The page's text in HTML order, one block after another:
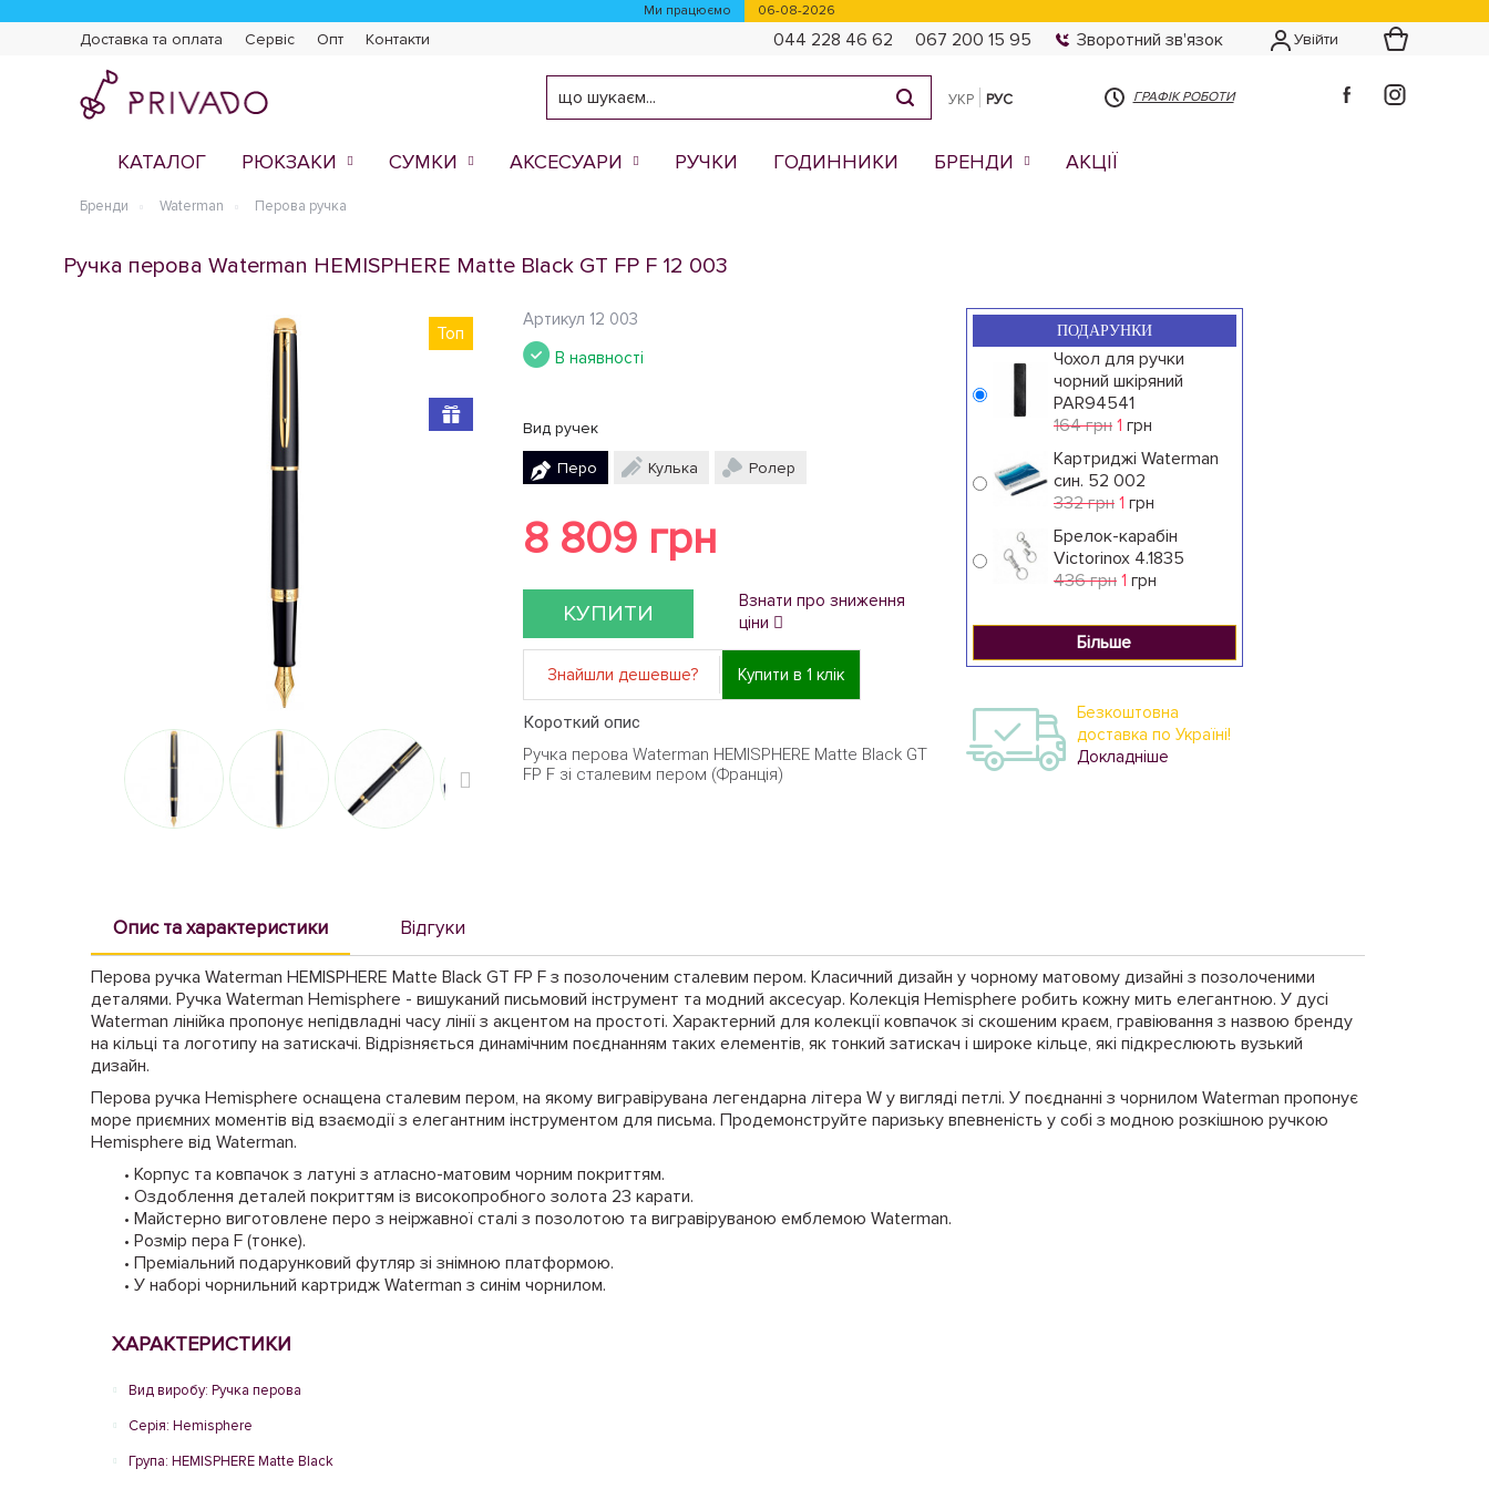
Ми працюємо 06-08-2026
Доставка та оплата Сервіс Опт Контакти 044 228 46 62 067 200 15 95 Зворотний зв'язок Увійти
УКР РУС ГРАФІК РОБОТИ
КАТАЛОГ РЮКЗАКИ СУМКИ АКСЕСУАРИ РУЧКИ ГОДИННИКИ БРЕНДИ АКЦІЇ
Бренди Waterman Перова ручка
Ручка перова Waterman HEMISPHERE Matte Black GT FP F 12 003
Топ
Артикул 12 003
В наявності
Вид ручек
Перо Кулька Ролер
8 809 грн
КУПИТИ
Взнати про зниження
ціни
Знайшли дешевше? Купити в 1 клік
Короткий опис
Ручка перова Waterman HEMISPHERE Matte Black GT
FP F зі сталевим пером (Франція)
ПОДАРУНКИ
Чохол для ручки
чорний шкіряний
PAR94541
164 грн 1 грн
Картриджі Waterman
син. 52 002
332 грн 1 грн
Брелок-карабін
Victorinox 4.1835
436 грн 1 грн
Більше
Безкоштовна
доставка по Україні!
Докладніше
Опис та характеристики Відгуки
Перова ручка Waterman HEMISPHERE Matte Black GT FP F з позолоченим сталевим пером. Класичний дизайн у чорному матовому дизайні з позолоченими
деталями. Ручка Waterman Hemisphere - вишуканий письмовий інструмент та модний аксесуар. Колекція Hemisphere робить кожну мить елегантною. У дусі
Waterman лінійка пропонує непідвладні часу лінії з акцентом на простоті. Характерний для колекції ковпачок зі скошеним краєм, гравіювання з назвою бренду
на кільці та логотипу на затискачі. Відрізняється динамічним поєднанням таких елементів, як тонкий затискач і широке кільце, які підкреслюють вузький
дизайн.
Перова ручка Hemisphere оснащена сталевим пером, на якому вигравірувана легендарна літера W у вигляді петлі. У поєднанні з чорнилом Waterman пропонує
море приємних моментів від взаємодії з елегантним інструментом для письма. Продемонструйте паризьку впевненість у собі з модною розкішною ручкою
Hemisphere від Waterman.
• Корпус та ковпачок з латуні з атласно-матовим чорним покриттям.
• Оздоблення деталей покриттям із високопробного золота 23 карати.
• Майстерно виготовлене перо з неіржавної сталі з позолотою та вигравіруваною емблемою Waterman.
• Розмір пера F (тонке).
• Преміальний подарунковий футляр зі знімною платформою.
• У наборі чорнильний картридж Waterman з синім чорнилом.
ХАРАКТЕРИСТИКИ
Вид виробу: Ручка перова
Серія: Hemisphere
Група: HEMISPHERE Mаtte Black